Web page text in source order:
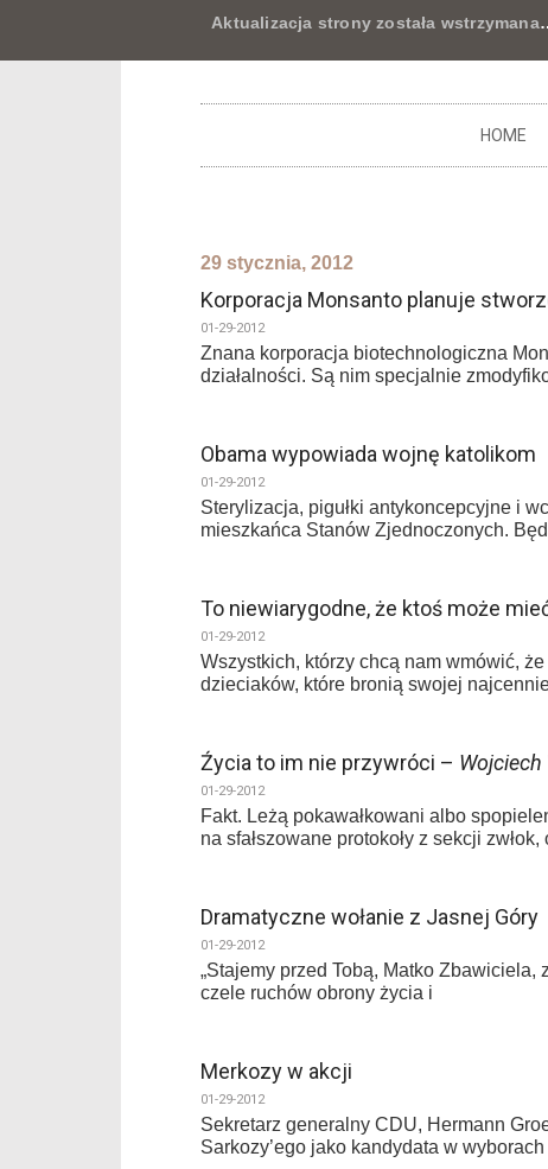
Aktualizacja strony została wstrzymana
HOME
29 stycznia, 2012
Korporacja Monsanto planuje
01-29-2012
Znana korporacja biotechnologiczna
działalności. Są nim specjalnie
Obama wypowiada wojnę katolikom
01-29-2012
Sterylizacja, pigułki antykoncepcyjne i
mieszkańca Stanów Zjednoczonych.
To niewiarygodne, że ktoś może
01-29-2012
Wszystkich, którzy chcą nam wmówić,
dzieciaków, które bronią swojej
Źycia to im nie przywróci – Wojciech
01-29-2012
Fakt. Leżą pokawałkowani albo
na sfałszowane protokoły z sekcji zwłok,
Dramatyczne wołanie z Jasnej Góry
01-29-2012
„Stajemy przed Tobą, Matko
czele ruchów obrony życia i
Merkozy w akcji
01-29-2012
Sekretarz generalny CDU, Hermann
Sarkozy’ego jako kandydata w